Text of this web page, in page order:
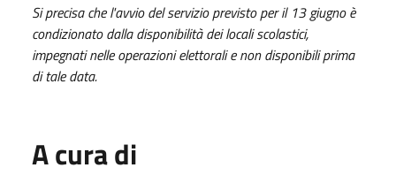
Si precisa che l'avvio del servizio previsto per il 13 giugno è
condizionato dalla disponibilità dei locali scolastici,
impegnati nelle operazioni elettorali e non disponibili prima
di tale data.
A cura di